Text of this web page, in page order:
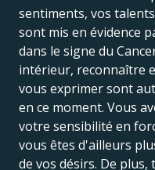
sentiments, vos talents
sont mis en évidence
dans le signe du
intérieur, reconnaître
vous exprimer sont
en ce moment. Vous
votre sensibilité en
vous êtes d'ailleurs
de vos désirs. De plus,